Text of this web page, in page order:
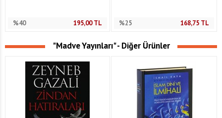
%40 195,00TL %25 168,75 TL
"Madve Yayınları" - Diğer Ürünler